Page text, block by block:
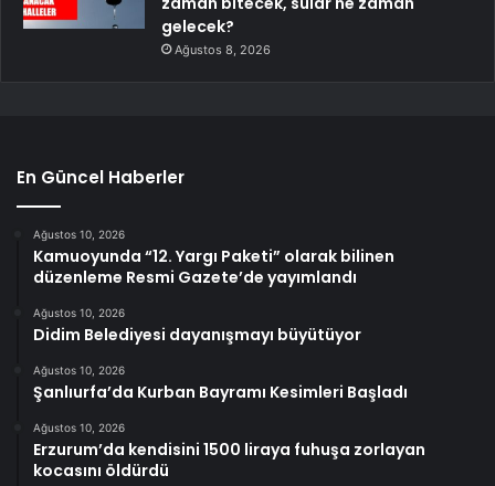
gelecek?
Ağustos 8, 2026
En Güncel Haberler
Ağustos 10, 2026
Kamuoyunda “12. Yargı Paketi” olarak bilinen
düzenleme Resmi Gazete’de yayımlandı
Ağustos 10, 2026
Didim Belediyesi dayanışmayı büyütüyor
Ağustos 10, 2026
Şanlıurfa’da Kurban Bayramı Kesimleri Başladı
Ağustos 10, 2026
Erzurum’da kendisini 1500 liraya fuhuşa zorlayan
kocasını öldürdü